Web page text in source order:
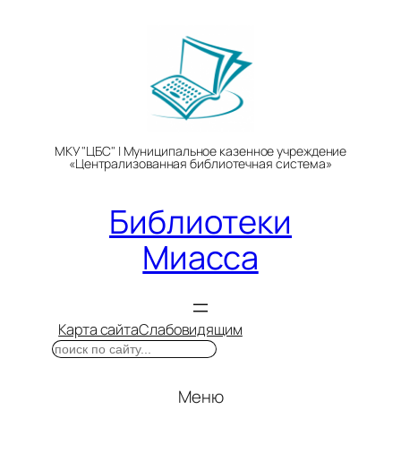
МКУ "ЦБС" | Муниципальное казенное учреждение
«Централизованная библиотечная система»
Библиотеки
Миасса
Карта сайтаСлабовидящим
Поиск
Меню